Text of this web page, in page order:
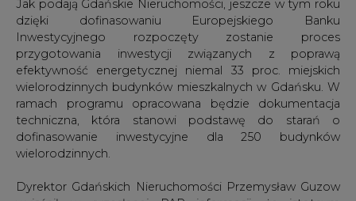
dzięki dofinasowaniu Europejskiego Banku
Inwestycyjnego rozpoczęty zostanie proces
przygotowania inwestycji związanych z poprawą
efektywność energetycznej niemal 33 proc. miejskich
wielorodzinnych budynków mieszkalnych w Gdańsku. W
ramach programu opracowana będzie dokumentacja
techniczna, która stanowi podstawę do starań o
dofinasowanie inwestycyjne dla 250 budynków
wielorodzinnych.
Dyrektor Gdańskich Nieruchomości Przemysław Guzow